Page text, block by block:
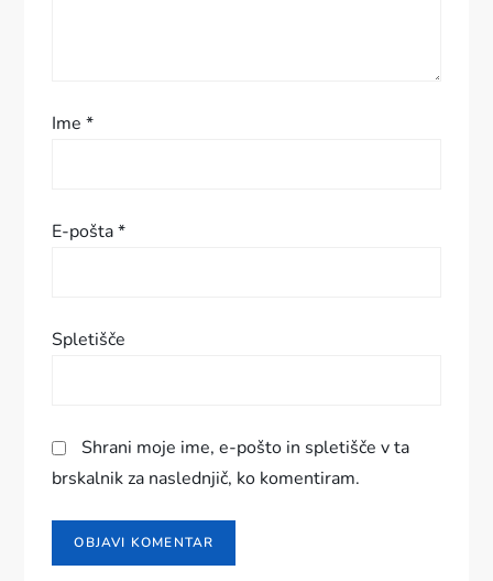
s
a
Ime*
E-pošta*
Spletišče
Shrani moje ime, e-pošto in spletišče v ta
brskalnik za naslednjič, ko komentiram.